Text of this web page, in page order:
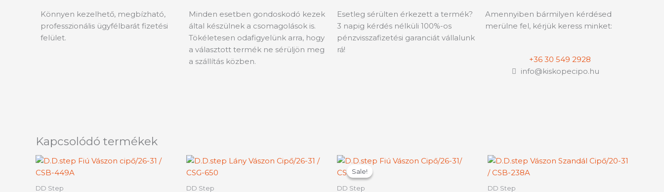
Könnyen kezelhető, megbízható,
professzionális ügyfélbarát fizetési
felület.
Minden esetben gondoskodó kezek
által készülnek a csomagolások is.
Tökéletesen odafigyelünk arra, hogy
a választott termék ne sérüljön meg
a szállítás közben.
Esetleg sérülten érkezett a termék?
3 napig kérdés nélküli 100%-os
pénzvisszafizetési garanciát vállalunk
rá!
Amennyiben bármilyen kérdésed
merülne fel, kérjük keress minket:
+36 30 549 2928
info@kiskopecipo.hu
Kapcsolódó termékek
DD Step
Ennek
DD Step
Ennek
Sale!
Sale!
DD Step
Ártartomány:
4990 Ft
Ennek
DD Step
Ártartomány:
Ennek